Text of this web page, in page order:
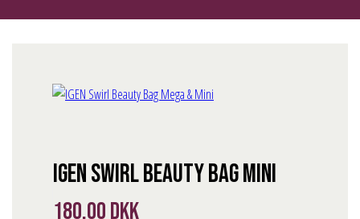
IGEN Swirl Beauty Bag Mini
180,00DKK